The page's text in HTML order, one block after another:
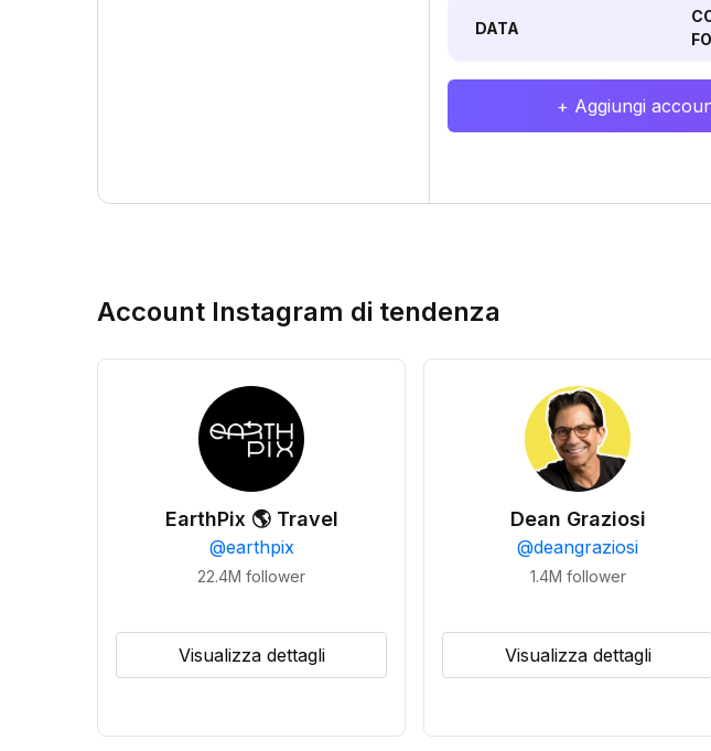
DATA
+ Aggiungi
Account Instagram di tendenza
EarthPix 🌎 Travel
@earthpix
22.4M follower
Visualizza dettagli
Dean Graziosi
@deangraziosi
1.4M follower
Visualizza dettagli